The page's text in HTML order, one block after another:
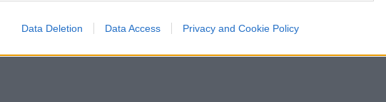
Data Deletion Data Access Privacy and Cookie Policy